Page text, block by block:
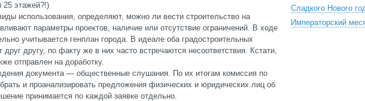
этажей?!)
использования, определяют, можно ли вести строительство на
параметры проектов, наличие или отсутствие ограничений. В ходе
учитывается генплан города. В идеале оба градостроительных
друг другу, по факту же в них часто встречаются несоответствия. Кстати,
отправлен на доработку.
документа — общественные слушания. По их итогам комиссия по
и проанализировать предложения физических и юридических лиц об
принимается по каждой заявке отдельно.
Сладкого Нового
Императорский